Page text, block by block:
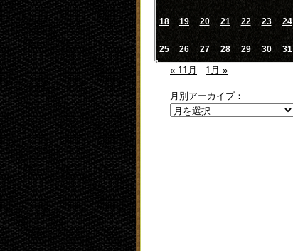
18 19 20 21 22 23 24
25 26 27 28 29 30 31
« 11月 1月 »
月別アーカイブ：